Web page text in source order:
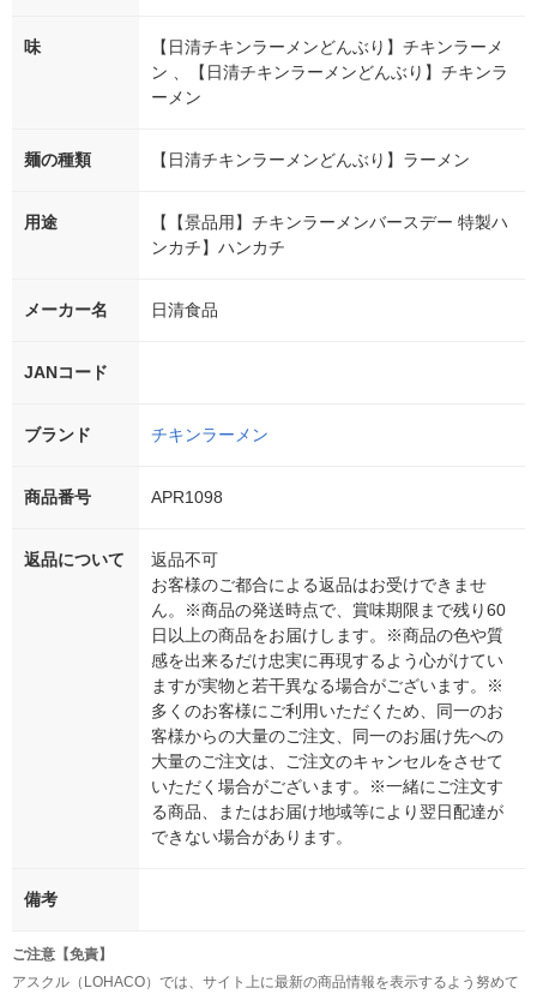
味
【日清チキンラーメンどんぶり】チキンラーメ
ン 、【日清チキンラーメンどんぶり】チキンラ
ーメン
麺の種類 【日清チキンラーメンどんぶり】ラーメン
用途
【【景品用】チキンラーメンバースデー 特製ハ
ンカチ】ハンカチ
メーカー名 日清食品
JANコード
ブランド チキンラーメン
商品番号 APR1098
返品について
返品不可
お客様のご都合による返品はお受けできませ
ん。※商品の発送時点で、賞味期限まで残り60
日以上の商品をお届けします。※商品の色や質
感を出来るだけ忠実に再現するよう心がけてい
ますが実物と若干異なる場合がございます。※
多くのお客様にご利用いただくため、同一のお
客様からの大量のご注文、同一のお届け先への
大量のご注文は、ご注文のキャンセルをさせて
いただく場合がございます。※一緒にご注文す
る商品、またはお届け地域等により翌日配達が
できない場合があります。
備考
ご注意【免責】
アスクル（LOHACO）では、サイト上に最新の商品情報を表示するよう努めて